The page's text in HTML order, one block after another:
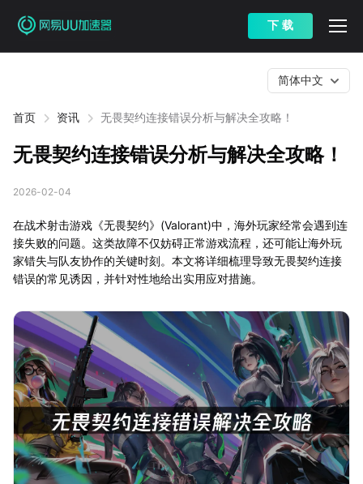
下 载
首页 资讯 无畏契约连接错误分析与解决全攻略！
简体中文
无畏契约连接错误分析与解决全攻略！
2026-02-04
在战术射击游戏《无畏契约》(Valorant)中，海外玩家经常会遇到连
接失败的问题。这类故障不仅妨碍正常游戏流程，还可能让海外玩
家错失与队友协作的关键时刻。本文将详细梳理导致无畏契约连接
错误的常见诱因，并针对性地给出实用应对措施。